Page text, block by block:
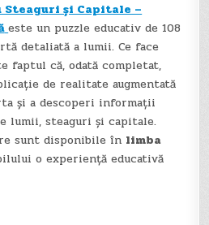
Steaguri și Capitale –
este un puzzle educativ de 108
detaliată a lumii. Ce face
faptul că, odată completat,
de realitate augmentată
și a descoperi informații
lumii, steaguri și capitale.
sunt disponibile în limba
o experiență educativă